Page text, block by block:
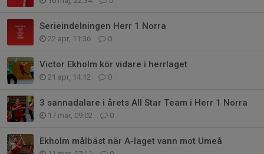
Serieindelningen Herr 1 Norra
22 apr, 11:36 0
Victor Ekholm kör vidare i herrlaget
21 apr, 14:12 0
3 sannadalare i årets All Star Team i Herr 1 Norra
17 mar, 09:02 0
Ekholm målbäst när A-laget vann mot Umeå